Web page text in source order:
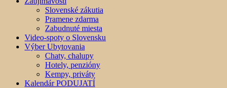
Slovenské zákutia
Pramene zdarma
Zabudnuté miesta
Video-spoty o Slovensku
Výber Ubytovania
Chaty, chalupy
Hotely, penzióny
Kempy, priváty
Kalendár PODUJATÍ